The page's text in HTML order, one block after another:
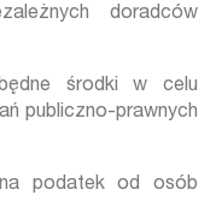
doradców
środki w celu
publiczno-prawnych
podatek od osób